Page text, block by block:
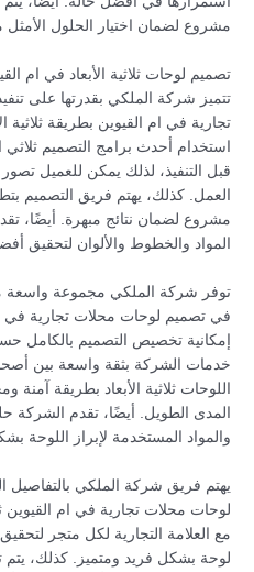
مشروع لضمان اختيار الحلول
تصميم لوحات ثلاثية الأبعاد في ام
تتميز شركة الملكي بقدرتها على
تجارية في ام القيوين بطريقة ثلاثية
استخدام أحدث برامج التصميم ثلاثي
قبل التنفيذ، لذلك يمكن للعميل
العمل. كذلك، يهتم فريق التصميم
مشروع لضمان نتائج مبهرة. أيضًا،
المواد والخطوط والألوان لتحقيق
توفر شركة الملكي مجموعة واسعة من
في تصميم لوحات محلات تجارية في ام
إمكانية تخصيص التصميم بالكامل
خدمات الشركة بثقة واسعة بين
اللوحات ثلاثية الأبعاد بطريقة آمنة
المدى الطويل. أيضًا، تقدم الشركة
والمواد المستخدمة لإبراز اللوحة
يهتم فريق شركة الملكي
لوحات محلات تجارية في ام القيوين
مع العلامة التجارية لكل متجر
لوحة بشكل فريد ومتميز. كذلك، يتم